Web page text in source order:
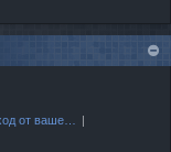
от ваше…